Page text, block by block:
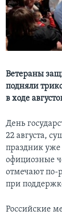
Learning
СОЦИАЛЬНЫЕ
Языки
Ветераны
подняли
в ходе
День
22 августа,
праздник уже
официозные
отмечают по-
при
Российские